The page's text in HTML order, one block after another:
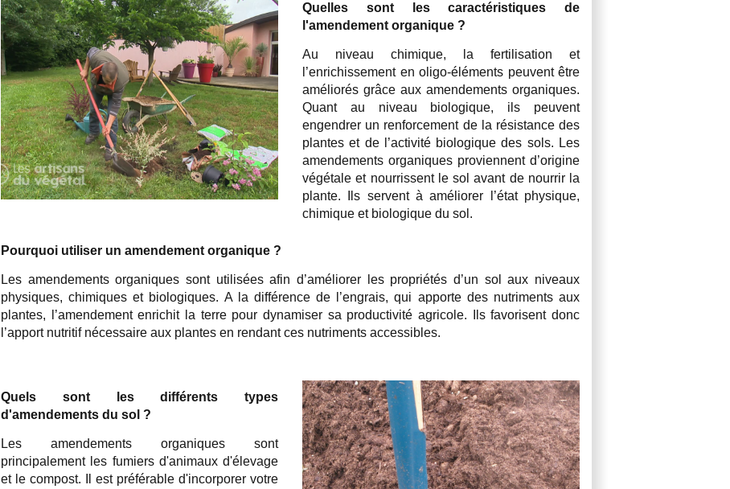
Quelles sont les caractéristiques de
l'amendement organique ?
Au niveau chimique, la fertilisation et
l’enrichissement en oligo-éléments peuvent être
améliorés grâce aux amendements organiques.
Quant au niveau biologique, ils peuvent
engendrer un renforcement de la résistance des
plantes et de l’activité biologique des sols. Les
amendements organiques proviennent d’origine
végétale et nourrissent le sol avant de nourrir la
plante. Ils servent à améliorer l’état physique,
chimique et biologique du sol.
Pourquoi utiliser un amendement organique ?
Les amendements organiques sont utilisées afin d’améliorer les propriétés d’un sol aux niveaux
physiques, chimiques et biologiques. A la différence de l’engrais, qui apporte des nutriments aux
plantes, l’amendement enrichit la terre pour dynamiser sa productivité agricole. Ils favorisent donc
l’apport nutritif nécessaire aux plantes en rendant ces nutriments accessibles.
Quels sont les différents types
d'amendements du sol ?
Les amendements organiques sont
principalement les fumiers d'animaux d'élevage
et le compost. Il est préférable d'incorporer votre